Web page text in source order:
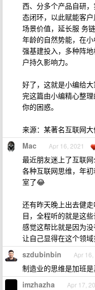
西、分多个产品自研
态闭环，以此赋能客
场景价值，延长服 务
年龄的自然势能，在
强基建投入，多种阵
户持久影响力。
好了，这就是小编给
完这篇由小编精心整
你的困惑。
来源：某著名互联网
Mac Apr 16, 2021
最近朋友迷上了互联
各种互联网思维，年
室了😂
还有昨天晚上出去健
目，全程听的就是这
感觉这帮比就是因为
让自己显得在这个领域
szdubinbin Apr 16,
制造业的思维是加班是
imzhazha Apr 17,